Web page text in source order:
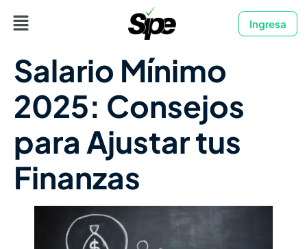
Ingresa
Salario Mínimo
2025: Consejos
para Ajustar tus
Finanzas